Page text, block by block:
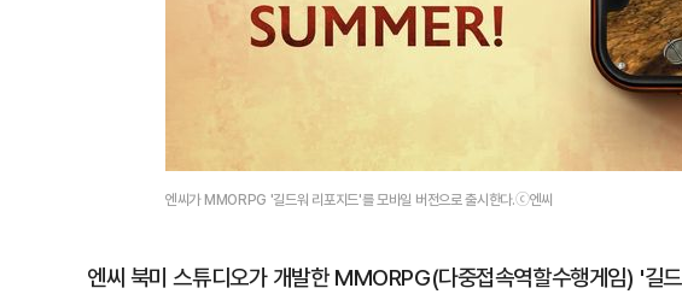
엔씨가 MMORPG '길드워 리포지드'를 모바일 버전으로 출시한다.ⓒ엔씨
엔씨 북미 스튜디오가 개발한 MMORPG(다중접속역할수행게임) '길